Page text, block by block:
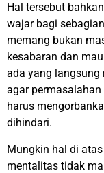
Hal tersebut
wajar bagi
memang bukan
kesabaran dan
ada yang langsung
agar
harus
dihindari.
Mungkin hal di
mentalitas tidak